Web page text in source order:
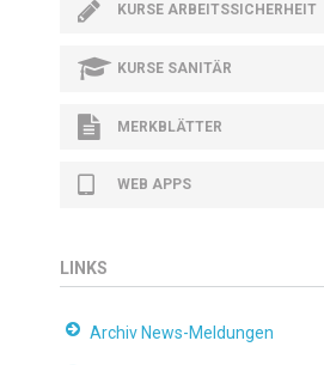
KURSE ARBEITSSICHERHEIT
KURSE SANITÄR
MERKBLÄTTER
WEB APPS
LINKS
Archiv News-Meldungen